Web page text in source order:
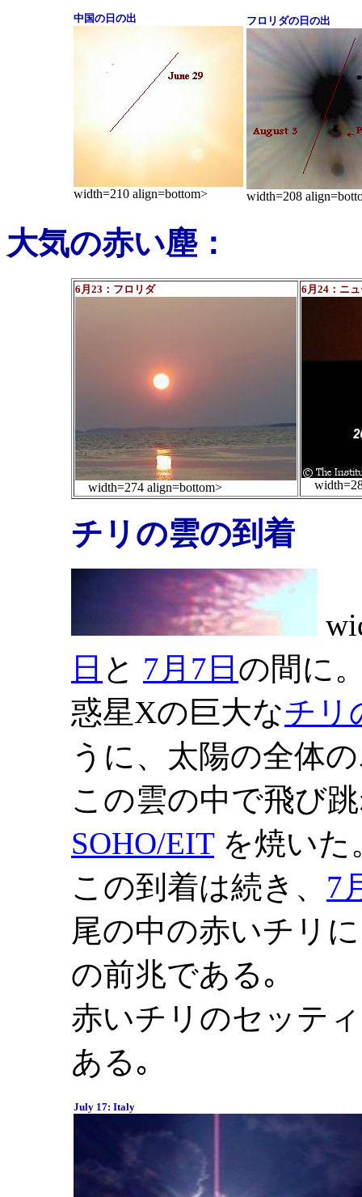
中国の日の出
width=210 align=bottom>
フロリダの日の出
width=208
大気の赤い塵：
6月23：フロリダ
width=274 align=bottom>
6月24：ニ
チリの雲の到着
日 と 7月7日 の間に
惑星Xの巨大なチリ
うに、太陽の全体
この雲の中で飛び
SOHO/EITを焼いた
この到着は続き、 7
尾の中の赤いチリ
の前兆である｡
赤いチリのセッテ
ある｡
July 17: Italy